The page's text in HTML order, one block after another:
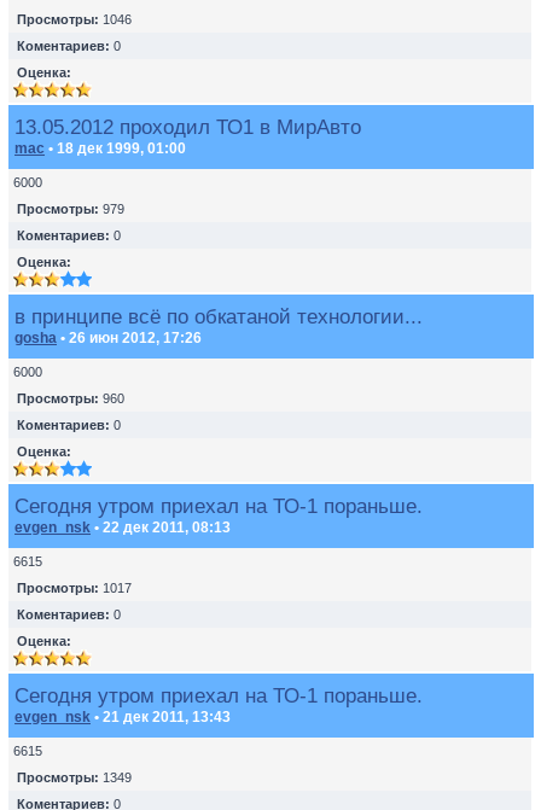
Просмотры: 1046
Коментариев: 0
Оценка:
13.05.2012 проходил ТО1 в МирАвто
mac • 18 дек 1999, 01:00
6000
Просмотры: 979
Коментариев: 0
Оценка:
в принципе всё по обкатаной технологии...
gosha • 26 июн 2012, 17:26
6000
Просмотры: 960
Коментариев: 0
Оценка:
Сегодня утром приехал на ТО-1 пораньше.
evgen_nsk • 22 дек 2011, 08:13
6615
Просмотры: 1017
Коментариев: 0
Оценка:
Сегодня утром приехал на ТО-1 пораньше.
evgen_nsk • 21 дек 2011, 13:43
6615
Просмотры: 1349
Коментариев: 0